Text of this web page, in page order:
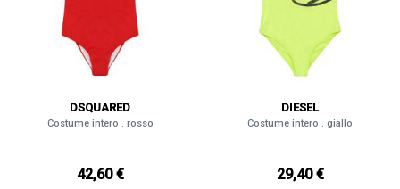
DSQUARED
Costume intero . rosso
42,60 €
DIESEL
Costume intero . giallo
29,40 €